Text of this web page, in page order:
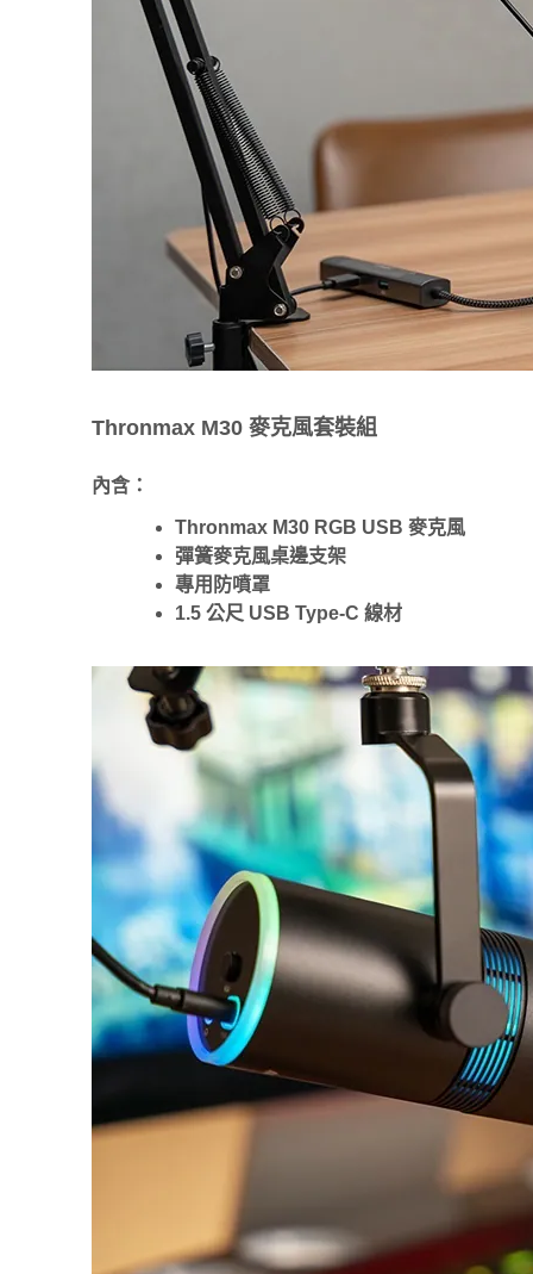
Thronmax M30 麥克風套裝組
內含：
Thronmax M30 RGB USB 麥克風
彈簧麥克風桌邊支架
專用防噴罩
1.5 公尺 USB Type-C 線材